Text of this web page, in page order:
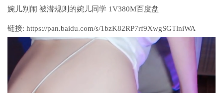
婉儿别闹 被潜规则的婉儿同学 1V380M百度盘
链接: https://pan.baidu.com/s/1bzK82RP7rf9XwgSGTlniWA